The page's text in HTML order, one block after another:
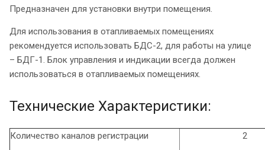
Предназначен для установки внутри помещения.
Для использования в отапливаемых помещениях
рекомендуется использовать БДС-2, для работы на улице
– БДГ-1. Блок управления и индикации всегда должен
использоваться в отапливаемых помещениях.
Технические Характеристики:
Количество каналов регистрации 2